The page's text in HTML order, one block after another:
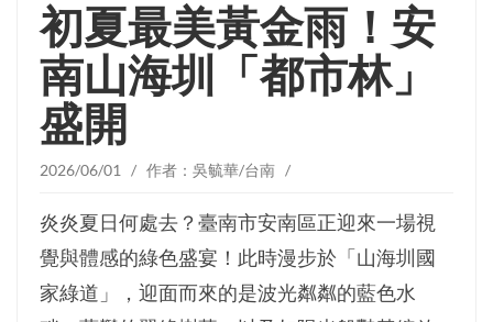
初夏最美黃金雨！安
南山海圳「都市林」
盛開
2026/06/01 / 作者：吳毓華/台南 /
炎炎夏日何處去？臺南市安南區正迎來一場視
覺與體感的綠色盛宴！此時漫步於「山海圳國
家綠道」，迎面而來的是波光粼粼的藍色水